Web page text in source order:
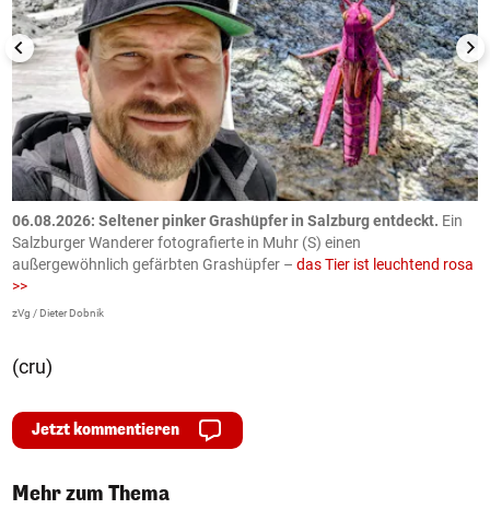
06.08.2026: Seltener pinker Grashüpfer in Salzburg entdeckt. Ein
Salzburger Wanderer fotografierte in Muhr (S) einen
außergewöhnlich gefärbten Grashüpfer – das Tier ist leuchtend rosa
>>
zVg / Dieter Dobnik
(cru)
Jetzt kommentieren
Mehr zum Thema